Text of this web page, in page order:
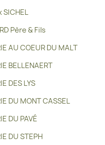
SICHEL
Père & Fils
AU COEUR DU MALT
BELLENAERT
DES LYS
DU MONT CASSEL
DU PAVÉ
DU STEPH